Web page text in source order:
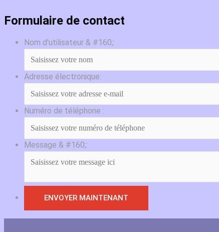
Formulaire de contact
Nom d'utilisateur & #160;:
Adresse électronique:
Numéro de téléphone :
Message & #160;: